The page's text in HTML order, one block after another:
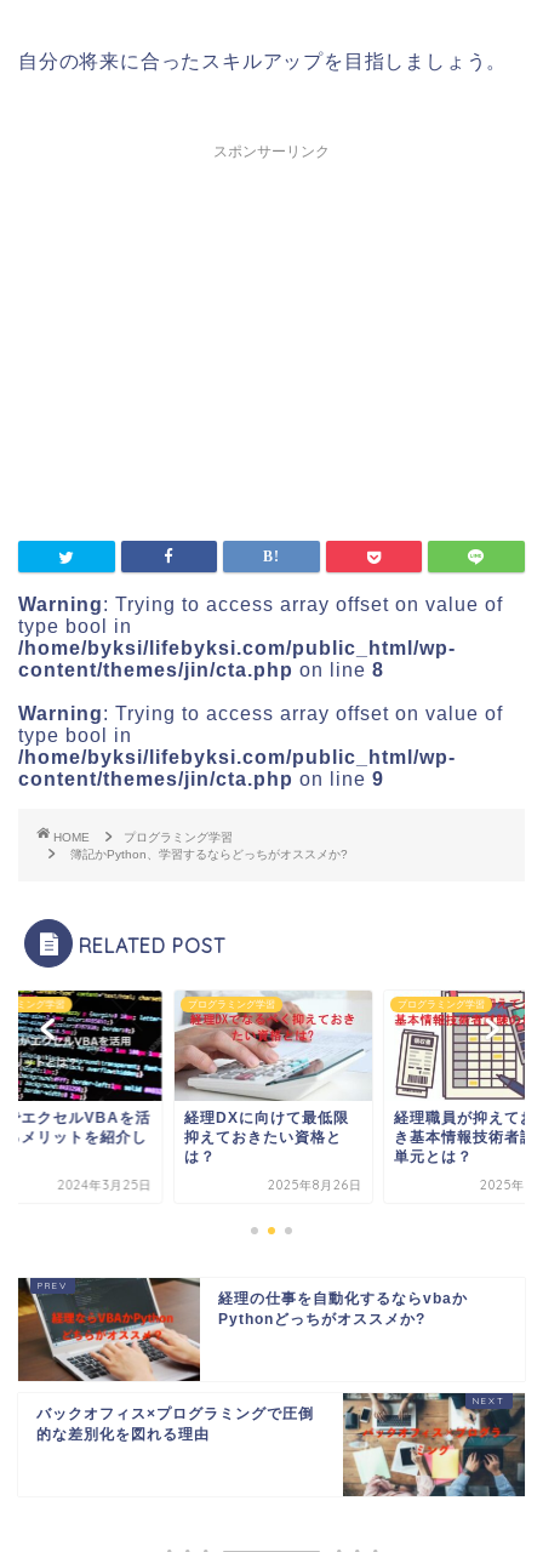
自分の将来に合ったスキルアップを目指しましょう。
スポンサーリンク
Warning: Trying to access array offset on value of
type bool in
/home/byksi/lifebyksi.com/public_html/wp-
content/themes/jin/cta.php on line 8
Warning: Trying to access array offset on value of
type bool in
/home/byksi/lifebyksi.com/public_html/wp-
content/themes/jin/cta.php on line 9
HOME
プログラミング学習
簿記かPython、学習するならどっちがオススメか?
RELATED POST
ラミング学習
でエクセルVBAを活
るメリットを紹介し
2024年3月25日
プログラミング学習
経理DXに向けて最低限
抑えておきたい資格と
は？
2025年8月26日
プログラミング学習
経理職員が抑えてお
き基本情報技術者試
単元とは？
2025年8
経理の仕事を自動化するならvbaか
Pythonどっちがオススメか?
バックオフィス×プログラミングで圧倒
的な差別化を図れる理由